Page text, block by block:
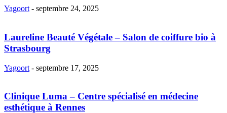
Yagoort - septembre 24, 2025
Laureline Beauté Végétale – Salon de coiffure bio à
Strasbourg
Yagoort - septembre 17, 2025
Clinique Luma – Centre spécialisé en médecine
esthétique à Rennes